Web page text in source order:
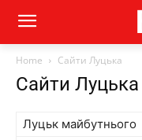
Home Сайти Луцька
Сайти Луцька
Луцьк майбутнього